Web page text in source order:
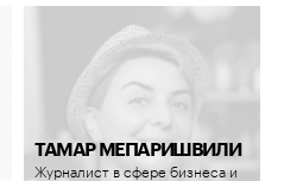
ТАМАР МЕПАРИШВИЛИ
Журналист в сфере бизнеса и